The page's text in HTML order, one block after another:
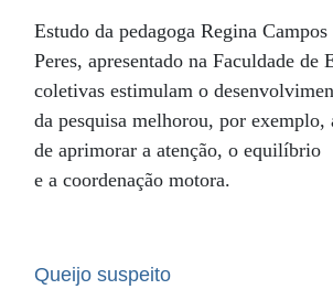
Estudo da pedagoga Regina Campos
Peres, apresentado na Faculdade
coletivas estimulam o
da pesquisa melhorou, por
de aprimorar a atenção, o equilíbrio
e a coordenação motora.
Queijo suspeito